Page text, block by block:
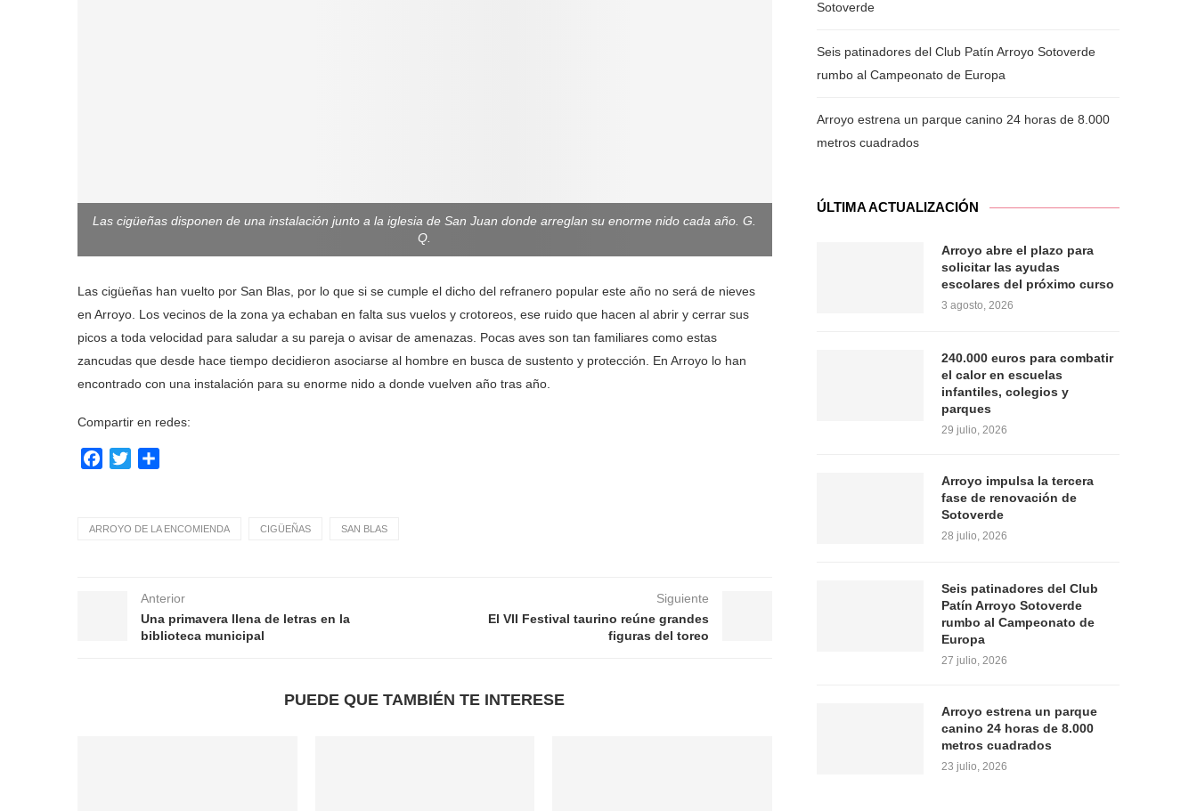
Las cigüeñas disponen de una instalación junto a la iglesia de San Juan donde arreglan su enorme nido cada año. G.
Q.
Las cigüeñas han vuelto por San Blas, por lo que si se cumple el dicho del refranero popular este año no será de nieves
en Arroyo. Los vecinos de la zona ya echaban en falta sus vuelos y crotoreos, ese ruido que hacen al abrir y cerrar sus
picos a toda velocidad para saludar a su pareja o avisar de amenazas. Pocas aves son tan familiares como estas
zancudas que desde hace tiempo decidieron asociarse al hombre en busca de sustento y protección. En Arroyo lo han
encontrado con una instalación para su enorme nido a donde vuelven año tras año.
Compartir en redes:
Facebook
Twitter
ARROYO DE LA ENCOMIENDA CIGÜEÑAS SAN BLAS
Anterior
Una primavera llena de letras en la
biblioteca municipal
Siguiente
El VII Festival taurino reúne grandes
figuras del toreo
PUEDE QUE TAMBIÉN TE INTERESE
Sotoverde
Seis patinadores del Club Patín Arroyo Sotoverde
rumbo al Campeonato de Europa
Arroyo estrena un parque canino 24 horas de 8.000
metros cuadrados
ÚLTIMA ACTUALIZACIÓN
Arroyo abre el plazo para
solicitar las ayudas
escolares del próximo curso
3 agosto, 2026
240.000 euros para combatir
el calor en escuelas
infantiles, colegios y
parques
29 julio, 2026
Arroyo impulsa la tercera
fase de renovación de
Sotoverde
28 julio, 2026
Seis patinadores del Club
Patín Arroyo Sotoverde
rumbo al Campeonato de
Europa
27 julio, 2026
Arroyo estrena un parque
canino 24 horas de 8.000
metros cuadrados
23 julio, 2026